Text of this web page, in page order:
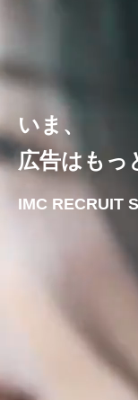
いま、
広告はもっ
IMC RECRUIT